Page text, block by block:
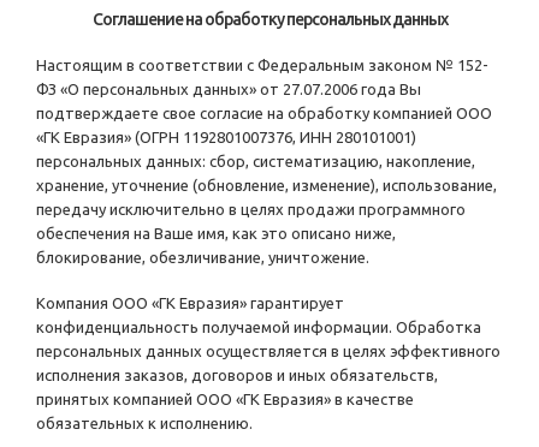
Соглашение на обработку персональных данных
Настоящим в соответствии с Федеральным законом № 152-
ФЗ «О персональных данных» от 27.07.2006 года Вы
подтверждаете свое согласие на обработку компанией ООО
«ГК Евразия» (ОГРН 1192801007376, ИНН 280101001)
персональных данных: сбор, систематизацию, накопление,
хранение, уточнение (обновление, изменение), использование,
передачу исключительно в целях продажи программного
обеспечения на Ваше имя, как это описано ниже,
блокирование, обезличивание, уничтожение.
Компания ООО «ГК Евразия» гарантирует
конфиденциальность получаемой информации. Обработка
персональных данных осуществляется в целях эффективного
исполнения заказов, договоров и иных обязательств,
принятых компанией ООО «ГК Евразия» в качестве
обязательных к исполнению.